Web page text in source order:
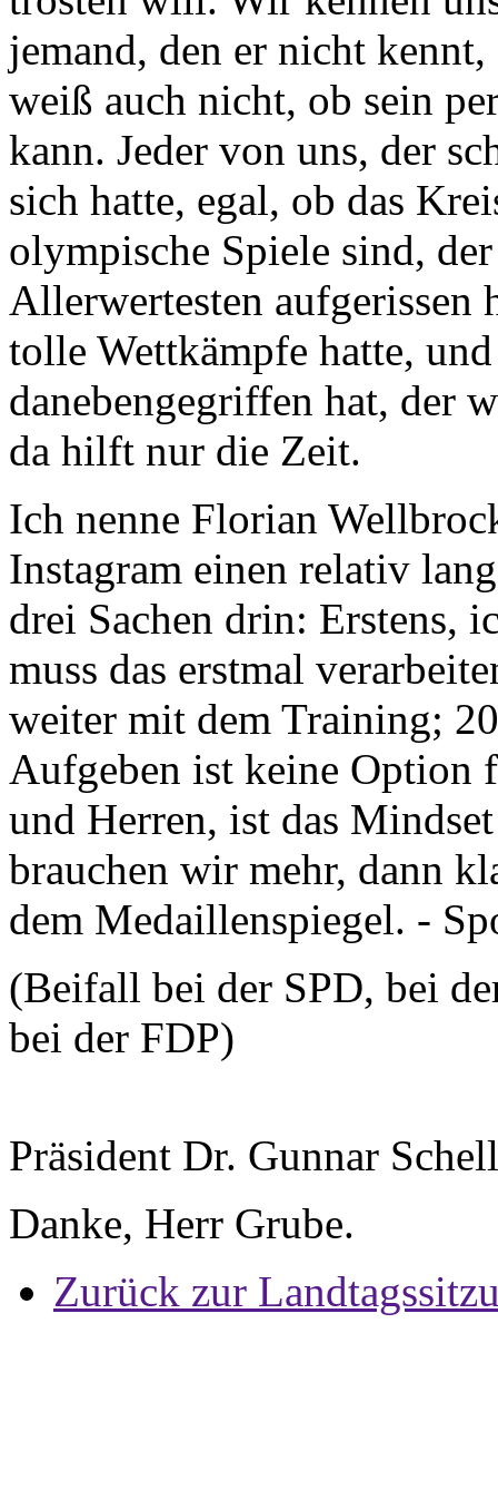
jemand, den er nicht
weiß auch nicht, ob sein
kann. Jeder von uns, der
sich hatte, egal, ob das
olympische Spiele sind,
Allerwertesten aufgerissen
tolle Wettkämpfe hatte,
danebengegriffen hat, der
da hilft nur die Zeit.
Ich nenne Florian
Instagram einen relativ
drei Sachen drin: Erstens,
muss das erstmal
weiter mit dem Training;
Aufgeben ist keine Option
und Herren, ist das
brauchen wir mehr, dann
dem Medaillenspiegel. -
(Beifall bei der SPD, bei
bei der FDP)
Präsident Dr. Gunnar
Danke, Herr Grube.
Zurück zur